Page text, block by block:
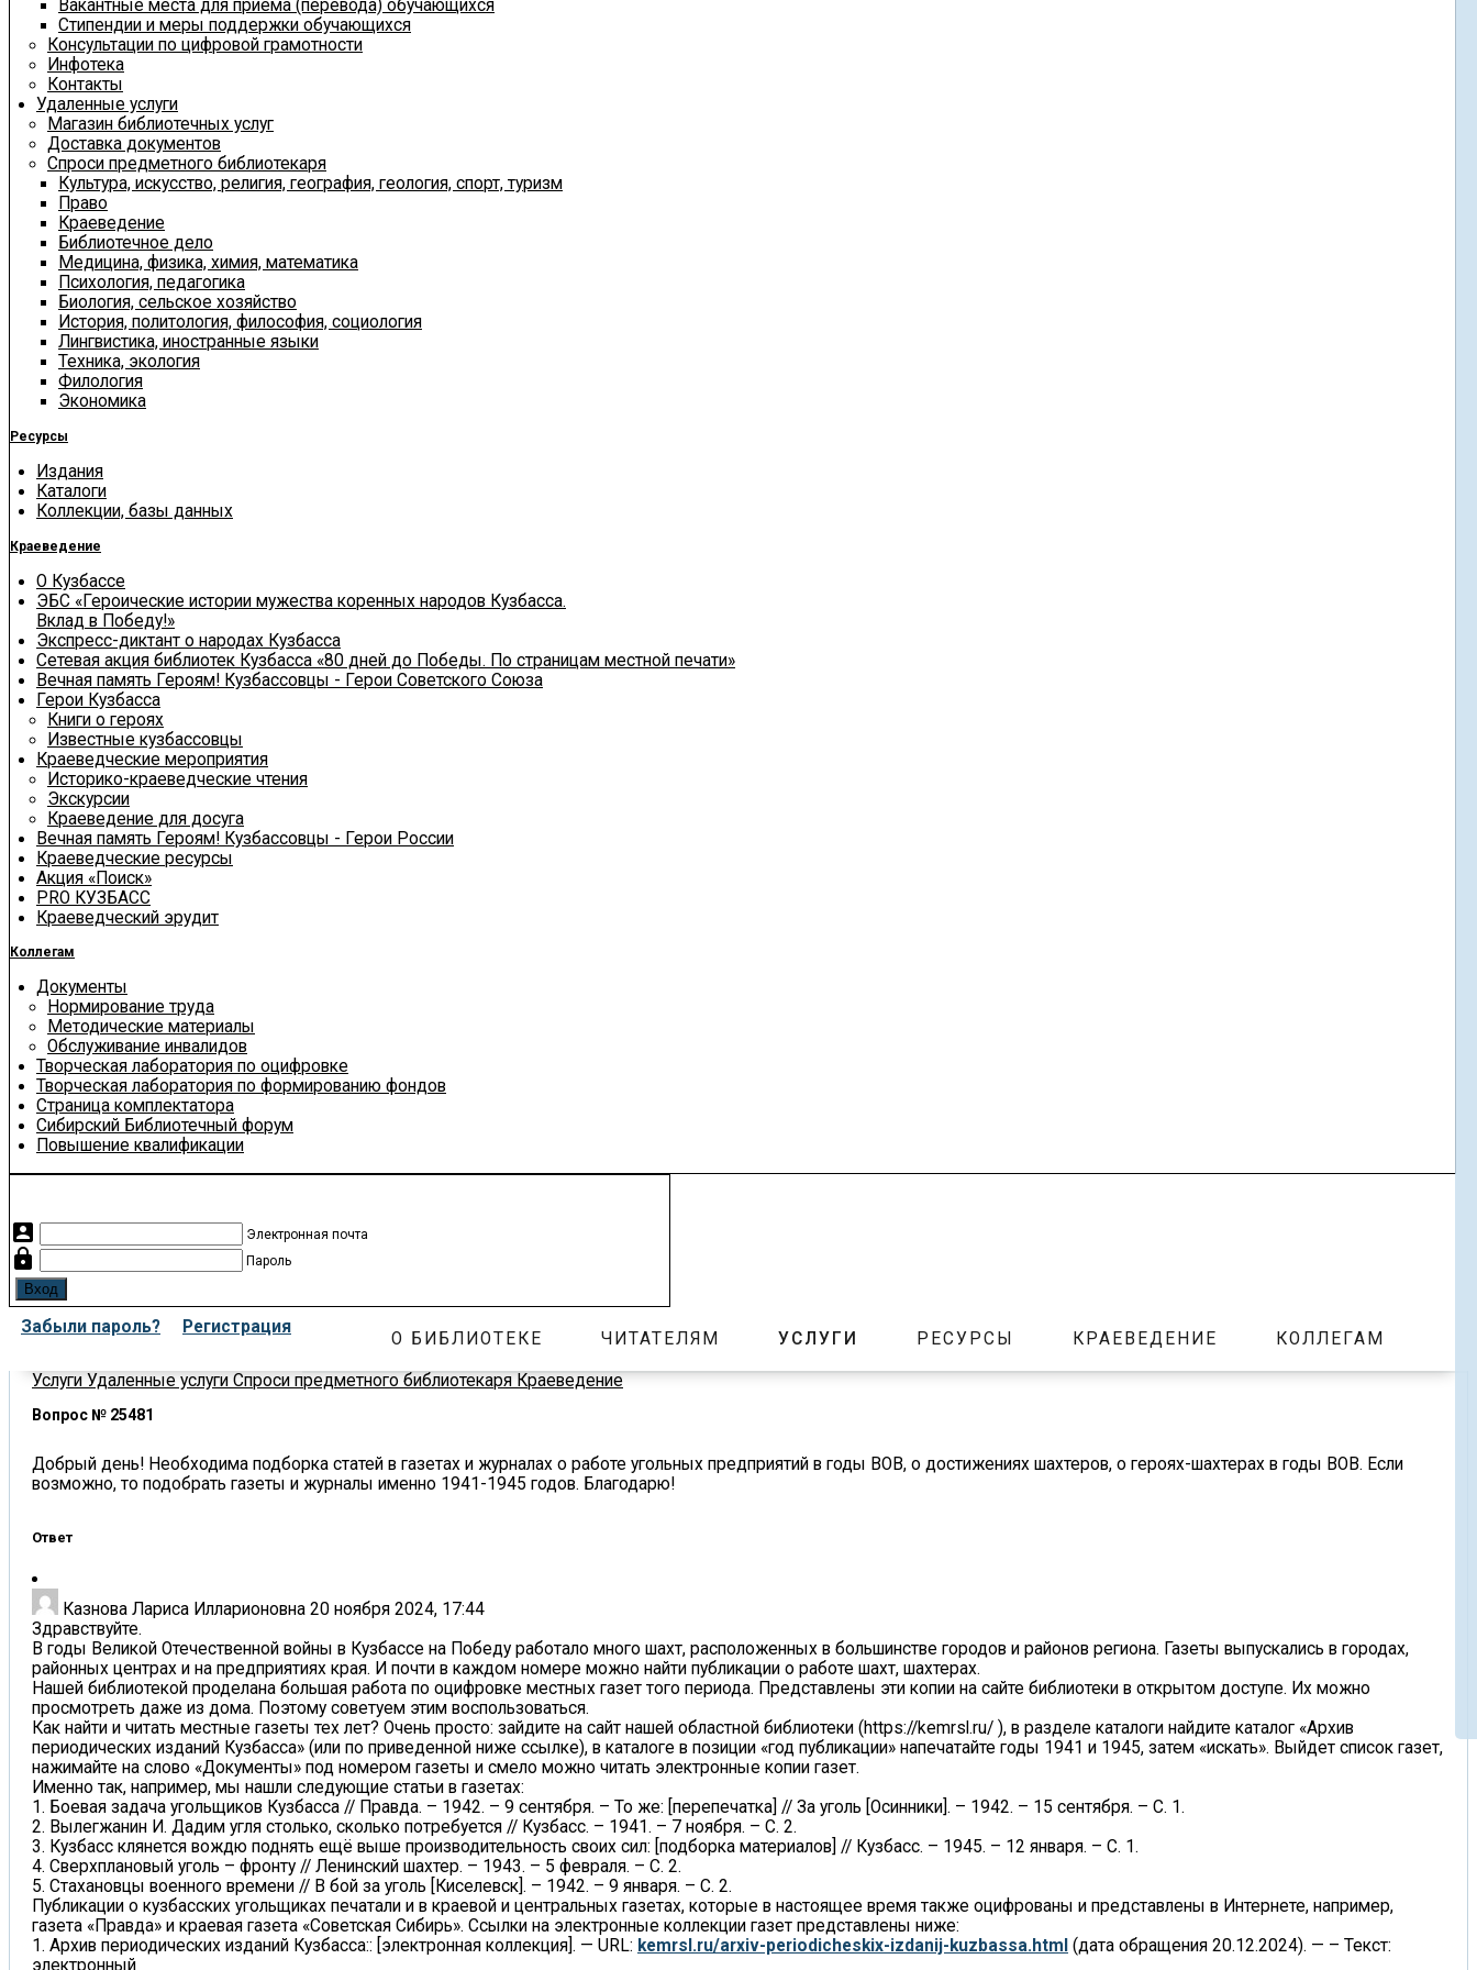
Вакантные места для приема (перевода) обучающихся
Стипендии и меры поддержки обучающихся
Консультации по цифровой грамотности
Инфотека
Контакты
Удаленные услуги
Магазин библиотечных услуг
Доставка документов
Спроси предметного библиотекаря
Культура, искусство, религия, география, геология, спорт, туризм
Право
Краеведение
Библиотечное дело
Медицина, физика, химия, математика
Психология, педагогика
Биология, сельское хозяйство
История, политология, философия, социология
Лингвистика, иностранные языки
Техника, экология
Филология
Экономика
Ресурсы
Издания
Каталоги
Коллекции, базы данных
Краеведение
О Кузбассе
ЭБС «Героические истории мужества коренных народов Кузбасса.
Вклад в Победу!»
Экспресс-диктант о народах Кузбасса
Сетевая акция библиотек Кузбасса «80 дней до Победы. По страницам местной печати»
Вечная память Героям! Кузбассовцы - Герои Советского Союза
Герои Кузбасса
Книги о героях
Известные кузбассовцы
Краеведческие мероприятия
Историко-краеведческие чтения
Экскурсии
Краеведение для досуга
Вечная память Героям! Кузбассовцы - Герои России
Краеведческие ресурсы
Акция «Поиск»
PRO КУЗБАСС
Краеведческий эрудит
Коллегам
Документы
Нормирование труда
Методические материалы
Обслуживание инвалидов
Творческая лаборатория по оцифровке
Творческая лаборатория по формированию фондов
Страница комплектатора
Сибирский Библиотечный форум
Повышение квалификации
account_box Электронная почта
lock Пароль
Забыли пароль? Регистрация
О БИБЛИОТЕКЕ ЧИТАТЕЛЯМ УСЛУГИ РЕСУРСЫ КРАЕВЕДЕНИЕ КОЛЛЕГАМ
УслугиУдаленные услугиСпроси предметного библиотекаряКраеведение
Вопрос № 25481
Добрый день! Необходима подборка статей в газетах и журналах о работе угольных предприятий в годы ВОВ, о достижениях шахтеров, о героях-шахтерах в годы ВОВ. Если
возможно, то подобрать газеты и журналы именно 1941-1945 годов. Благодарю!
Ответ
Казнова Лариса Илларионовна 20 ноября 2024, 17:44
Здравствуйте.
В годы Великой Отечественной войны в Кузбассе на Победу работало много шахт, расположенных в большинстве городов и районов региона. Газеты выпускались в городах,
районных центрах и на предприятиях края. И почти в каждом номере можно найти публикации о работе шахт, шахтерах.
Нашей библиотекой проделана большая работа по оцифровке местных газет того периода. Представлены эти копии на сайте библиотеки в открытом доступе. Их можно
просмотреть даже из дома. Поэтому советуем этим воспользоваться.
Как найти и читать местные газеты тех лет? Очень просто: зайдите на сайт нашей областной библиотеки (https://kemrsl.ru/ ), в разделе каталоги найдите каталог «Архив
периодических изданий Кузбасса» (или по приведенной ниже ссылке), в каталоге в позиции «год публикации» напечатайте годы 1941 и 1945, затем «искать». Выйдет список газет,
нажимайте на слово «Документы» под номером газеты и смело можно читать электронные копии газет.
Именно так, например, мы нашли следующие статьи в газетах:
1. Боевая задача угольщиков Кузбасса // Правда. – 1942. – 9 сентября. – То же: [перепечатка] // За уголь [Осинники]. – 1942. – 15 сентября. – С. 1.
2. Вылегжанин И. Дадим угля столько, сколько потребуется // Кузбасс. – 1941. – 7 ноября. – С. 2.
3. Кузбасс клянется вождю поднять ещё выше производительность своих сил: [подборка материалов] // Кузбасс. – 1945. – 12 января. – С. 1.
4. Сверхплановый уголь – фронту // Ленинский шахтер. – 1943. – 5 февраля. – С. 2.
5. Стахановцы военного времени // В бой за уголь [Киселевск]. – 1942. – 9 января. – С. 2.
Публикации о кузбасских угольщиках печатали и в краевой и центральных газетах, которые в настоящее время также оцифрованы и представлены в Интернете, например,
газета «Правда» и краевая газета «Советская Сибирь». Ссылки на электронные коллекции газет представлены ниже:
1. Архив периодических изданий Кузбасса:: [электронная коллекция]. — URL: kemrsl.ru/arxiv-periodicheskix-izdanij-kuzbassa.html (дата обращения 20.12.2024). — – Текст:
электронный